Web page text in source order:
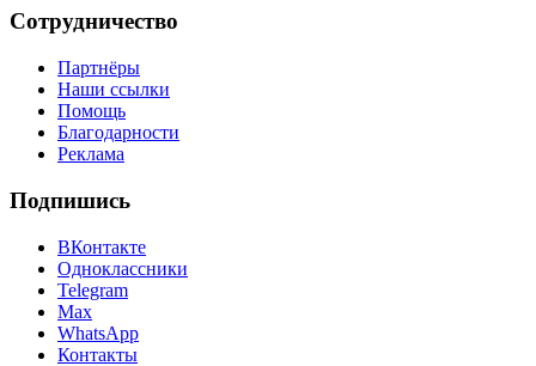
Сотрудничество
Партнёры
Наши ссылки
Помощь
Благодарности
Реклама
Подпишись
ВКонтакте
Одноклассники
Telegram
Max
WhatsApp
Контакты